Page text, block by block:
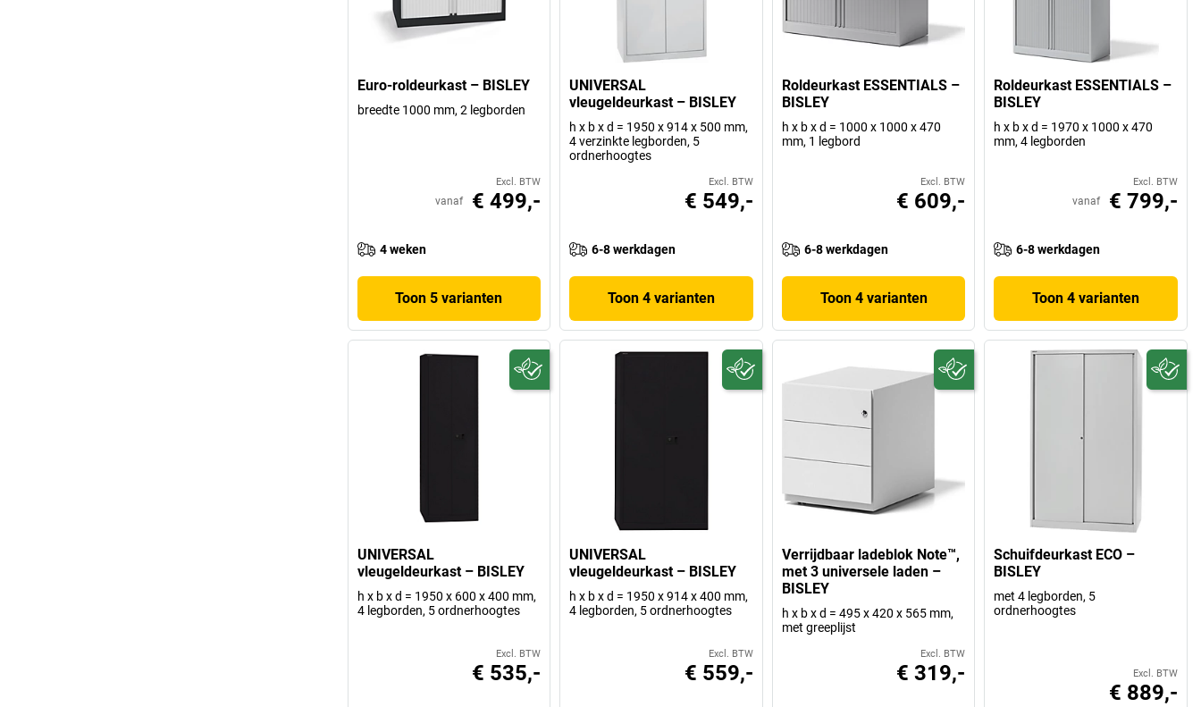
Euro-roldeurkast – BISLEY
breedte 1000 mm, 2 legborden
Excl. BTW
vanaf € 499,-
4 weken
Toon 5 varianten
UNIVERSAL
vleugeldeurkast – BISLEY
h x b x d = 1950 x 914 x 500 mm,
4 verzinkte legborden, 5
ordnerhoogtes
Excl. BTW
€ 549,-
6-8 werkdagen
Toon 4 varianten
Roldeurkast ESSENTIALS –
BISLEY
h x b x d = 1000 x 1000 x 470
mm, 1 legbord
Excl. BTW
€ 609,-
6-8 werkdagen
Toon 4 varianten
Roldeurkast ESSENTIALS –
BISLEY
h x b x d = 1970 x 1000 x 470
mm, 4 legborden
Excl. BTW
vanaf € 799,-
6-8 werkdagen
Toon 4 varianten
UNIVERSAL
vleugeldeurkast – BISLEY
h x b x d = 1950 x 600 x 400 mm,
4 legborden, 5 ordnerhoogtes
Excl. BTW
€ 535,-
UNIVERSAL
vleugeldeurkast – BISLEY
h x b x d = 1950 x 914 x 400 mm,
4 legborden, 5 ordnerhoogtes
Excl. BTW
€ 559,-
Verrijdbaar ladeblok Note™,
met 3 universele laden –
BISLEY
h x b x d = 495 x 420 x 565 mm,
met greeplijst
Excl. BTW
€ 319,-
Schuifdeurkast ECO –
BISLEY
met 4 legborden, 5
ordnerhoogtes
Excl. BTW
€ 889,-